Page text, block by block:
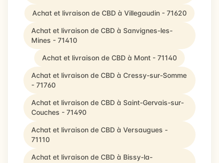
Achat et livraison de CBD à Villegaudin - 71620
Achat et livraison de CBD à Sanvignes-les-
Mines - 71410
Achat et livraison de CBD à Mont - 71140
Achat et livraison de CBD à Cressy-sur-Somme
- 71760
Achat et livraison de CBD à Saint-Gervais-sur-
Couches - 71490
Achat et livraison de CBD à Versaugues -
71110
Achat et livraison de CBD à Bissy-la-